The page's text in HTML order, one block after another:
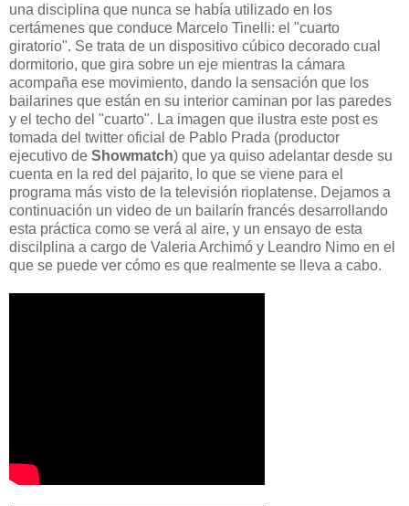
una disciplina que nunca se había utilizado en los
certámenes que conduce Marcelo Tinelli: el "cuarto
giratorio". Se trata de un dispositivo cúbico decorado cual
dormitorio, que gira sobre un eje mientras la cámara
acompaña ese movimiento, dando la sensación que los
bailarines que están en su interior caminan por las paredes
y el techo del "cuarto". La imagen que ilustra este post es
tomada del twitter oficial de Pablo Prada (productor
ejecutivo de Showmatch) que ya quiso adelantar desde su
cuenta en la red del pajarito, lo que se viene para el
programa más visto de la televisión rioplatense. Dejamos a
continuación un video de un bailarín francés desarrollando
esta práctica como se verá al aire, y un ensayo de esta
discilplina a cargo de Valeria Archimó y Leandro Nimo en el
que se puede ver cómo es que realmente se lleva a cabo.